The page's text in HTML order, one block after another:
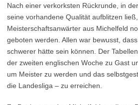
Nach einer verkorksten Rückrunde, in
seine vorhandene Qualität aufblitzen
Meisterschaftsanwärter aus Michelfeld
geboten werden. Allen war bewusst,
schwerer hätte sein können. Der
der zweiten englischen Woche zu Gast
um Meister zu werden und das
die Landesliga – zu erreichen.